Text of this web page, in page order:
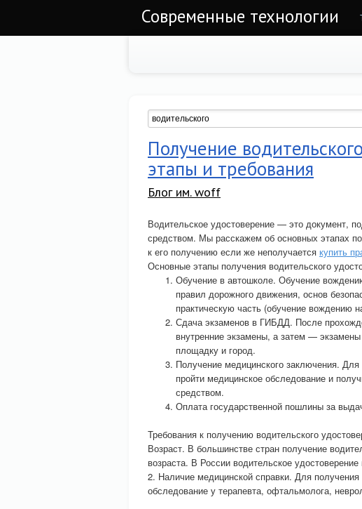
Современные технологии
Получение
этапы и требования
Блог им. woff
Водительское удостоверение — это документ,
средством. Мы расскажем об основных этапах
к его получению если же неполучается купить
Основные этапы получения водительского
Обучение в автошколе. Обучение
правил дорожного движения, основ
практическую часть (обучение вождению
Сдача экзаменов в ГИБДД. После
внутренние экзамены, а затем —
площадку и город.
Получение медицинского заключения.
пройти медицинское обследование и
средством.
Оплата государственной пошлины за
Требования к получению водительского
Возраст. В большинстве стран получение
возраста. В России водительское
2. Наличие медицинской справки. Для
обследование у терапевта, офтальмолога,